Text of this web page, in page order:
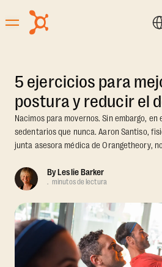
5 ejercicios para
postura y reducir el
Nacimos para movernos. Sin embargo, en
sedentarios que nunca. Aaron Santiso,
junta asesora médica de Orangetheory,
ByLeslie Barker
. minutos de lectura